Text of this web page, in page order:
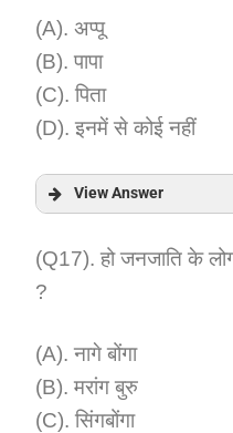
(A). अप्पू
(B). पापा
(C). पिता
(D). इनमें से कोई नहीं
View Answer
Answer:
(Q17). हो जनजाति के
?
(A). नागे बोंगा
(B). मरांग बुरु
(C). सिंगबोंगा